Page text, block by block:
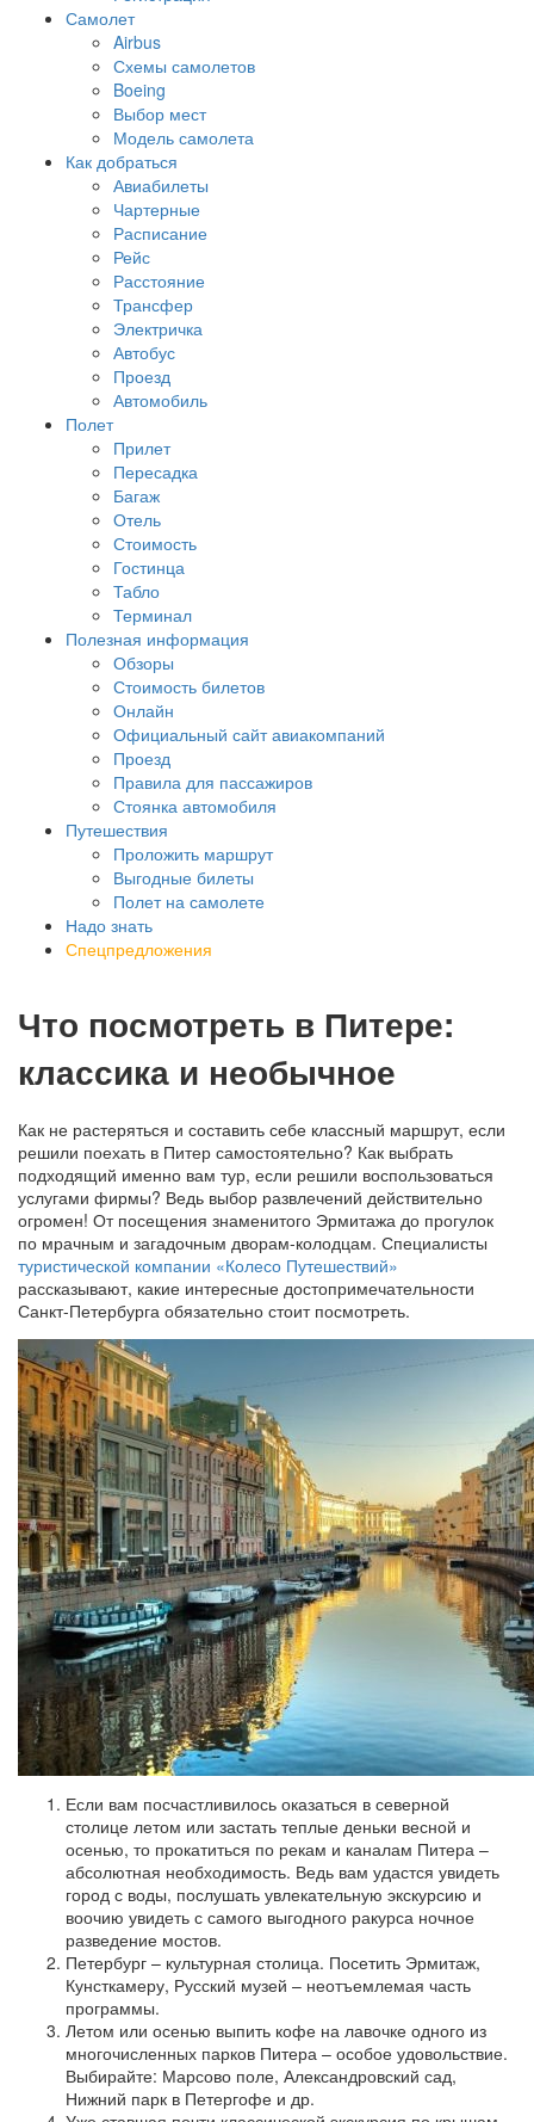
Самолет
Airbus
Схемы самолетов
Boeing
Выбор мест
Модель самолета
Как добраться
Авиабилеты
Чартерные
Расписание
Рейс
Расстояние
Трансфер
Электричка
Автобус
Проезд
Автомобиль
Полет
Прилет
Пересадка
Багаж
Отель
Стоимость
Гостинца
Табло
Терминал
Полезная информация
Обзоры
Стоимость билетов
Онлайн
Официальный сайт авиакомпаний
Проезд
Правила для пассажиров
Стоянка автомобиля
Путешествия
Проложить маршрут
Выгодные билеты
Полет на самолете
Надо знать
Спецпредложения
Что посмотреть в Питере:
классика и необычное
Как не растеряться и составить себе классный маршрут, если
решили поехать в Питер самостоятельно? Как выбрать
подходящий именно вам тур, если решили воспользоваться
услугами фирмы? Ведь выбор развлечений действительно
огромен! От посещения знаменитого Эрмитажа до прогулок
по мрачным и загадочным дворам-колодцам. Специалисты
туристической компании «Колесо Путешествий»
рассказывают, какие интересные достопримечательности
Санкт-Петербурга обязательно стоит посмотреть.
Если вам посчастливилось оказаться в северной
столице летом или застать теплые деньки весной и
осенью, то прокатиться по рекам и каналам Питера –
абсолютная необходимость. Ведь вам удастся увидеть
город с воды, послушать увлекательную экскурсию и
воочию увидеть с самого выгодного ракурса ночное
разведение мостов.
Петербург – культурная столица. Посетить Эрмитаж,
Кунсткамеру, Русский музей – неотъемлемая часть
программы.
Летом или осенью выпить кофе на лавочке одного из
многочисленных парков Питера – особое удовольствие.
Выбирайте: Марсово поле, Александровский сад,
Нижний парк в Петергофе и др.